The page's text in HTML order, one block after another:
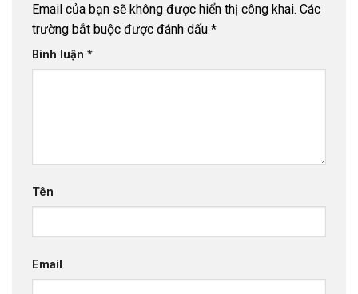
Email của bạn sẽ không được hiển thị công khai. Các
trường bắt buộc được đánh dấu *
Bình luận *
Tên
Email